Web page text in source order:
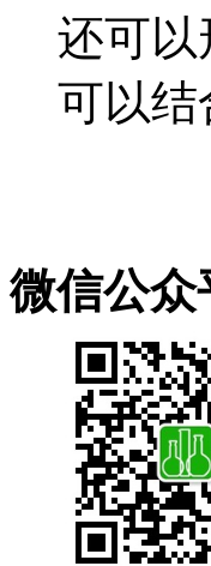
还可以
可以结
微信公众